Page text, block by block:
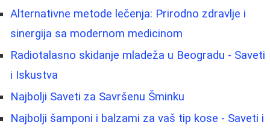
Alternativne metode lečenja: Prirodno zdravlje i
sinergija sa modernom medicinom
Radiotalasno skidanje mladeža u Beogradu - Saveti
i Iskustva
Najbolji Saveti za Savršenu Šminku
Najbolji šamponi i balzami za vaš tip kose - Saveti i